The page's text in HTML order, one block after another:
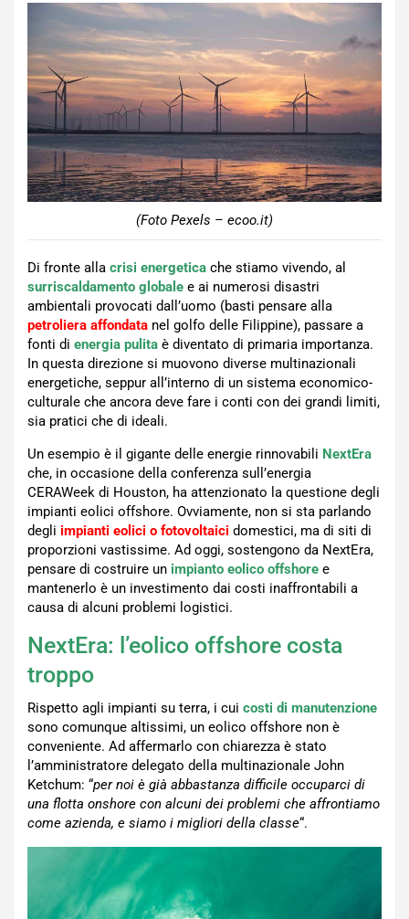
(Foto Pexels – ecoo.it)
Di fronte alla crisi energetica che stiamo vivendo, al
surriscaldamento globale e ai numerosi disastri
ambientali provocati dall’uomo (basti pensare alla
petroliera affondata nel golfo delle Filippine), passare a
fonti di energia pulita è diventato di primaria importanza.
In questa direzione si muovono diverse multinazionali
energetiche, seppur all’interno di un sistema economico-
culturale che ancora deve fare i conti con dei grandi limiti,
sia pratici che di ideali.
Un esempio è il gigante delle energie rinnovabili NextEra
che, in occasione della conferenza sull’energia
CERAWeek di Houston, ha attenzionato la questione degli
impianti eolici offshore. Ovviamente, non si sta parlando
degli impianti eolici o fotovoltaici domestici, ma di siti di
proporzioni vastissime. Ad oggi, sostengono da NextEra,
pensare di costruire un impianto eolico offshore e
mantenerlo è un investimento dai costi inaffrontabili a
causa di alcuni problemi logistici.
NextEra: l’eolico offshore costa
troppo
Rispetto agli impianti su terra, i cui costi di manutenzione
sono comunque altissimi, un eolico offshore non è
conveniente. Ad affermarlo con chiarezza è stato
l’amministratore delegato della multinazionale John
Ketchum: “per noi è già abbastanza difficile occuparci di
una flotta onshore con alcuni dei problemi che affrontiamo
come azienda, e siamo i migliori della classe“.